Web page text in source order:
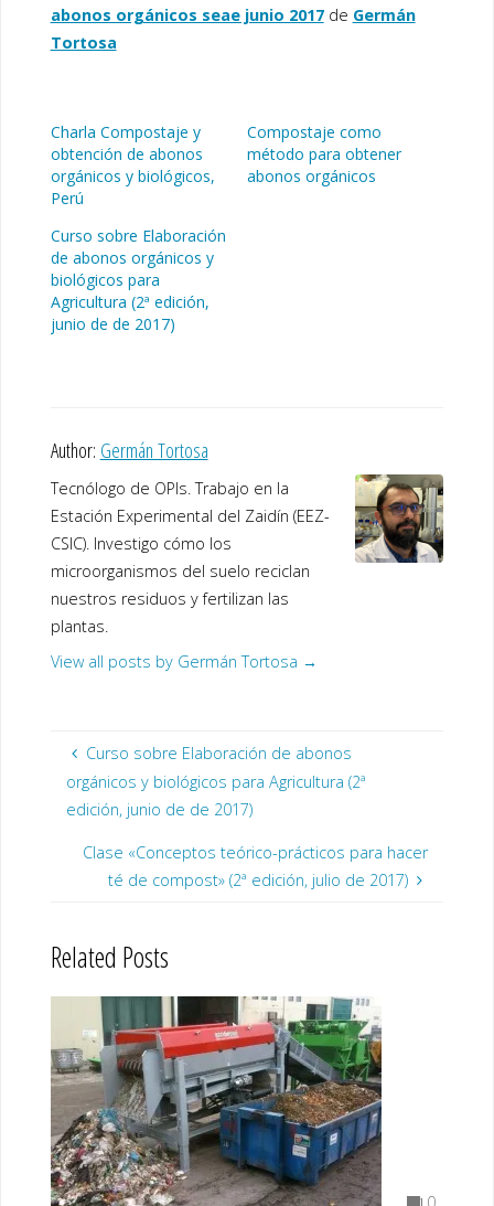
abonos orgánicos seae junio 2017 de Germán
Tortosa
Charla Compostaje y
obtención de abonos
orgánicos y biológicos,
Perú
Compostaje como
método para obtener
abonos orgánicos
Curso sobre Elaboración
de abonos orgánicos y
biológicos para
Agricultura (2ª edición,
junio de de 2017)
Author: Germán Tortosa
Tecnólogo de OPIs. Trabajo en la
Estación Experimental del Zaidín (EEZ-
CSIC). Investigo cómo los
microorganismos del suelo reciclan
nuestros residuos y fertilizan las
plantas.
View all posts by Germán Tortosa →
Curso sobre Elaboración de abonos
orgánicos y biológicos para Agricultura (2ª
edición, junio de de 2017)
Clase «Conceptos teórico-prácticos para hacer
té de compost» (2ª edición, julio de 2017)
Related Posts